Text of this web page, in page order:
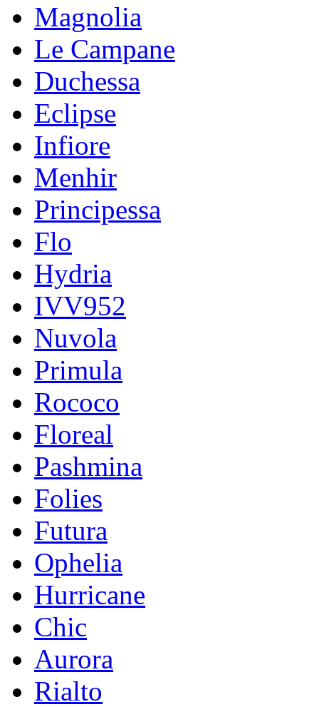
Magnolia
Le Campane
Duchessa
Eclipse
Infiore
Menhir
Principessa
Flo
Hydria
IVV952
Nuvola
Primula
Rococo
Floreal
Pashmina
Folies
Futura
Ophelia
Hurricane
Chic
Aurora
Rialto